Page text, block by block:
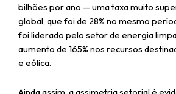
bilhões por ano — uma taxa muito
global, que foi de 28% no mesmo
foi liderado pelo setor de energia
aumento de 165% nos recursos
e eólica.